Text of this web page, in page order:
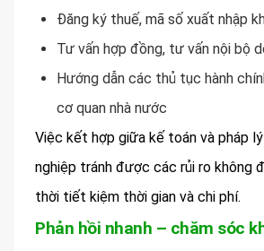
Đăng ký thuế, mã số xuất nhập
Tư vấn hợp đồng, tư vấn nội bộ
Hướng dẫn các thủ tục hành
cơ quan nhà nước
Việc kết hợp giữa kế toán và pháp
nghiệp tránh được các rủi ro không
thời tiết kiệm thời gian và chi phí.
Phản hồi nhanh – chăm sóc